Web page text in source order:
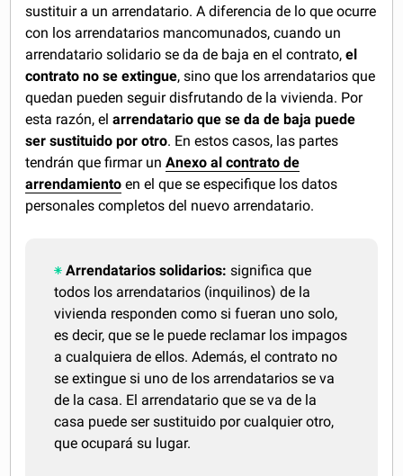
sustituir a un arrendatario. A diferencia de lo que ocurre
con los arrendatarios mancomunados, cuando un
arrendatario solidario se da de baja en el contrato,el
contrato no se extingue, sino que los arrendatarios que
quedan pueden seguir disfrutando de la vivienda. Por
esta razón, el arrendatario que se da de baja puede
ser sustituido por otro. En estos casos, las partes
tendrán que firmar un Anexo al contrato de
arrendamiento en el que se especifique los datos
personales completos del nuevo arrendatario.
Arrendatarios solidarios:significa que
todos los arrendatarios (inquilinos) de la
vivienda responden como si fueran uno solo,
es decir, que se le puede reclamar los impagos
a cualquiera de ellos. Además, el contrato no
se extingue si uno de los arrendatarios se va
de la casa. El arrendatario que se va de la
casa puede ser sustituido por cualquier otro,
que ocupará su lugar.